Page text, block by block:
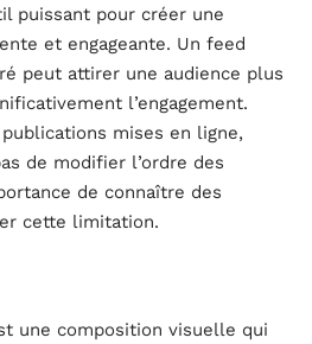
puissant pour créer une
et engageante. Un feed
peut attirer une audience plus
l’engagement.
mises en ligne,
de modifier l’ordre des
de connaître des
cette limitation.
une composition visuelle qui